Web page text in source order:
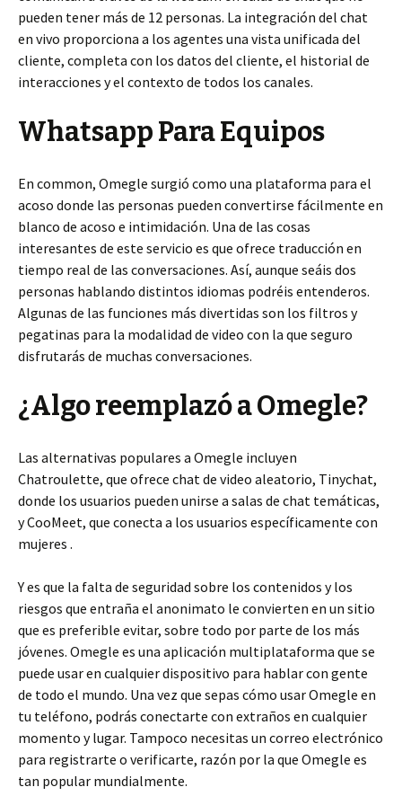
pueden tener más de 12 personas. La integración del chat
en vivo proporciona a los agentes una vista unificada del
cliente, completa con los datos del cliente, el historial de
interacciones y el contexto de todos los canales.
Whatsapp Para Equipos
En common, Omegle surgió como una plataforma para el
acoso donde las personas pueden convertirse fácilmente en
blanco de acoso e intimidación. Una de las cosas
interesantes de este servicio es que ofrece traducción en
tiempo real de las conversaciones. Así, aunque seáis dos
personas hablando distintos idiomas podréis entenderos.
Algunas de las funciones más divertidas son los filtros y
pegatinas para la modalidad de video con la que seguro
disfrutarás de muchas conversaciones.
¿Algo reemplazó a Omegle?
Las alternativas populares a Omegle incluyen
Chatroulette, que ofrece chat de video aleatorio, Tinychat,
donde los usuarios pueden unirse a salas de chat temáticas,
y CooMeet, que conecta a los usuarios específicamente con
mujeres .
Y es que la falta de seguridad sobre los contenidos y los
riesgos que entraña el anonimato le convierten en un sitio
que es preferible evitar, sobre todo por parte de los más
jóvenes. Omegle es una aplicación multiplataforma que se
puede usar en cualquier dispositivo para hablar con gente
de todo el mundo. Una vez que sepas cómo usar Omegle en
tu teléfono, podrás conectarte con extraños en cualquier
momento y lugar. Tampoco necesitas un correo electrónico
para registrarte o verificarte, razón por la que Omegle es
tan popular mundialmente.